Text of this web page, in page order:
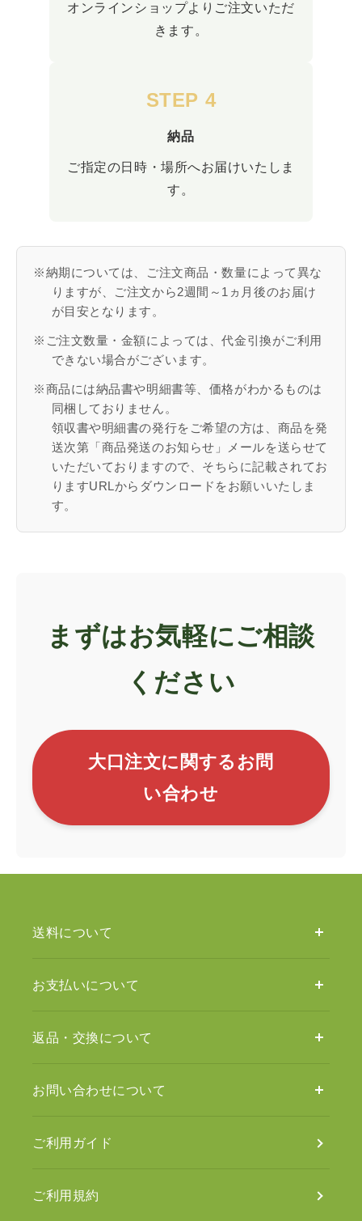
オンラインショップよりご注文いただ
きます。
STEP 4
納品
ご指定の日時・場所へお届けいたしま
す。
※納期については、ご注文商品・数量によって異な
りますが、ご注文から2週間～1ヵ月後のお届け
が目安となります。
※ご注文数量・金額によっては、代金引換がご利用
できない場合がございます。
※商品には納品書や明細書等、価格がわかるものは
同梱しておりません。
領収書や明細書の発行をご希望の方は、商品を発
送次第「商品発送のお知らせ」メールを送らせて
いただいておりますので、そちらに記載されてお
りますURLからダウンロードをお願いいたしま
す。
まずはお気軽にご相談
ください
大口注文に関するお問
い合わせ
送料について
お支払いについて
返品・交換について
お問い合わせについて
ご利用ガイド
ご利用規約